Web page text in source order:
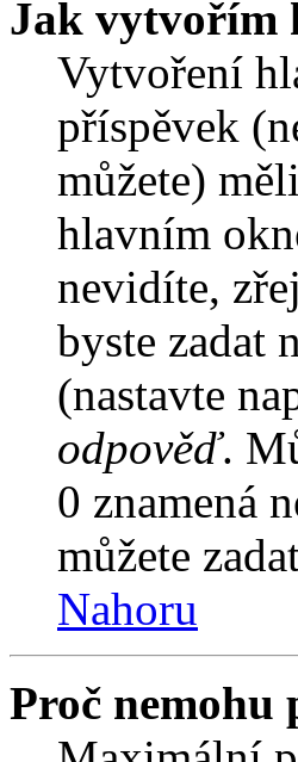
Jak vytvořím
Vytvoření
příspěvek
můžete)
hlavním
nevidíte,
byste zadat
(nastavte
odpověď.
0 znamená
můžete
Nahoru
Proč nemohu